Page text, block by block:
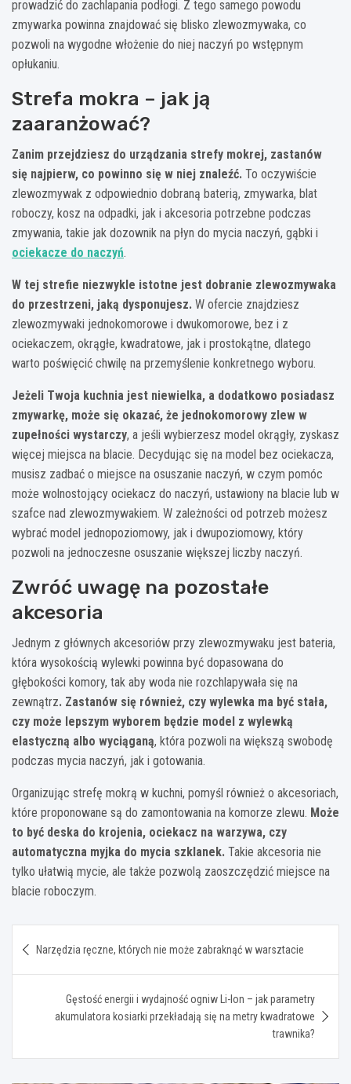
prowadzić do zachlapania podłogi. Z tego samego powodu
zmywarka powinna znajdować się blisko zlewozmywaka, co
pozwoli na wygodne włożenie do niej naczyń po wstępnym
opłukaniu.
Strefa mokra – jak ją
zaaranżować?
Zanim przejdziesz do urządzania strefy mokrej, zastanów
się najpierw, co powinno się w niej znaleźć. To oczywiście
zlewozmywak z odpowiednio dobraną baterią, zmywarka, blat
roboczy, kosz na odpadki, jak i akcesoria potrzebne podczas
zmywania, takie jak dozownik na płyn do mycia naczyń, gąbki i
ociekacze do naczyń.
W tej strefie niezwykle istotne jest dobranie zlewozmywaka
do przestrzeni, jaką dysponujesz. W ofercie znajdziesz
zlewozmywaki jednokomorowe i dwukomorowe, bez i z
ociekaczem, okrągłe, kwadratowe, jak i prostokątne, dlatego
warto poświęcić chwilę na przemyślenie konkretnego wyboru.
Jeżeli Twoja kuchnia jest niewielka, a dodatkowo posiadasz
zmywarkę, może się okazać, że jednokomorowy zlew w
zupełności wystarczy, a jeśli wybierzesz model okrągły, zyskasz
więcej miejsca na blacie. Decydując się na model bez ociekacza,
musisz zadbać o miejsce na osuszanie naczyń, w czym pomóc
może wolnostojący ociekacz do naczyń, ustawiony na blacie lub w
szafce nad zlewozmywakiem. W zależności od potrzeb możesz
wybrać model jednopoziomowy, jak i dwupoziomowy, który
pozwoli na jednoczesne osuszanie większej liczby naczyń.
Zwróć uwagę na pozostałe
akcesoria
Jednym z głównych akcesoriów przy zlewozmywaku jest bateria,
która wysokością wylewki powinna być dopasowana do
głębokości komory, tak aby woda nie rozchlapywała się na
zewnątrz. Zastanów się również, czy wylewka ma być stała,
czy może lepszym wyborem będzie model z wylewką
elastyczną albo wyciąganą, która pozwoli na większą swobodę
podczas mycia naczyń, jak i gotowania.
Organizując strefę mokrą w kuchni, pomyśl również o akcesoriach,
które proponowane są do zamontowania na komorze zlewu. Może
to być deska do krojenia, ociekacz na warzywa, czy
automatyczna myjka do mycia szklanek. Takie akcesoria nie
tylko ułatwią mycie, ale także pozwolą zaoszczędzić miejsce na
blacie roboczym.
wpisu
Narzędzia ręczne, których nie może zabraknąć w warsztacie
Gęstość energii i wydajność ogniw Li-Ion – jak parametry
akumulatora kosiarki przekładają się na metry kwadratowe
trawnika?